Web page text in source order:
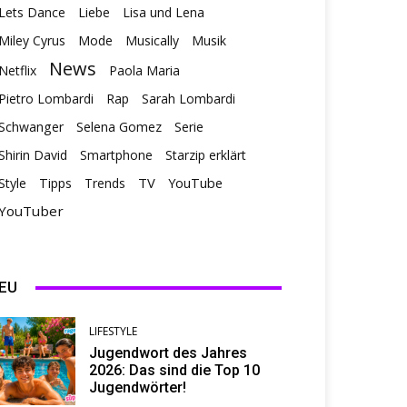
Dance Liebe
Lisa und Lena
Cyrus
Mode Musically
Musik
News
Paola Maria
Lombardi
Rap
Sarah Lombardi
Selena Gomez
Serie
David
Smartphone
Starzip erklärt
Tipps Trends TV YouTube
LIFESTYLE
Jugendwort des Jahres
2026: Das sind die Top 10
Jugendwörter!